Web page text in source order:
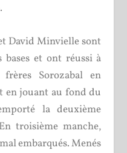
David Minvielle sont
et ont réussi à
Sorozabal en
en jouant au fond du
la deuxième
troisième manche,
embarqués. Menés